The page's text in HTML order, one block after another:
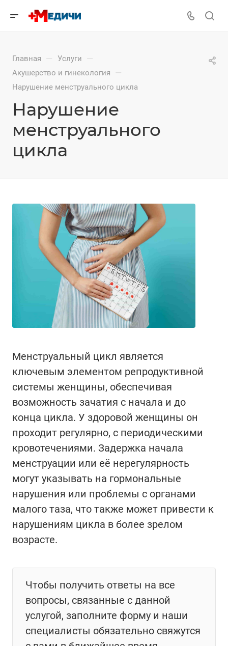
Главная — Услуги —
Акушерство и гинекология —
Нарушение менструального цикла
Нарушение
менструального
цикла
Менструальный цикл является
ключевым элементом репродуктивной
системы женщины, обеспечивая
возможность зачатия с начала и до
конца цикла. У здоровой женщины он
проходит регулярно, с периодическими
кровотечениями. Задержка начала
менструации или её нерегулярность
могут указывать на гормональные
нарушения или проблемы с органами
малого таза, что также может привести к
нарушениям цикла в более зрелом
возрасте.
Чтобы получить ответы на все
вопросы, связанные с данной
услугой, заполните форму и наши
специалисты обязательно свяжутся